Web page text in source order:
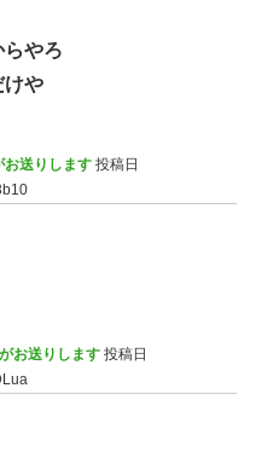
やろ
けや
お送りします 投稿日
お送りします 投稿日